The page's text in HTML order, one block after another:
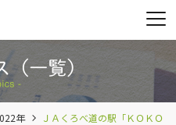
年
ＪＡくろべ道の駅「ＫＯＫＯ